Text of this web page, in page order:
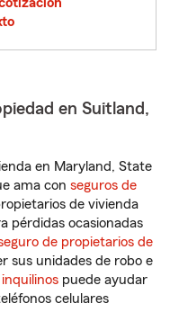
en Suitland,
en Maryland, State
ama con seguros de
de vivienda
pérdidas ocasionadas
de propietarios de
sus unidades de robo e
puede ayudar
celulares